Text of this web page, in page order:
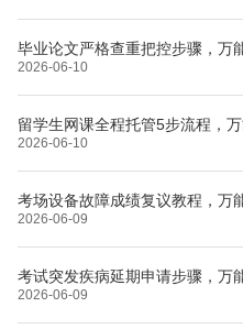
毕业论文严格查重把控步骤，万
2026-06-10
留学生网课全程托管5步流程，
2026-06-10
考场设备故障成绩复议教程，万
2026-06-09
考试突发疾病延期申请步骤，万
2026-06-09